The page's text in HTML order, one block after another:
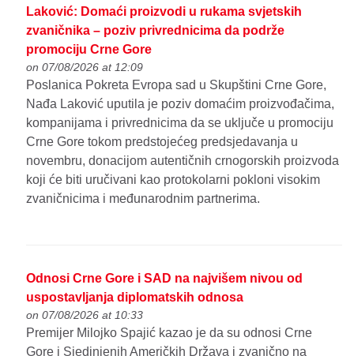
Laković: Domaći proizvodi u rukama svjetskih
zvaničnika – poziv privrednicima da podrže
promociju Crne Gore
on 07/08/2026 at 12:09
Poslanica Pokreta Evropa sad u Skupštini Crne Gore,
Nađa Laković uputila je poziv domaćim proizvođačima,
kompanijama i privrednicima da se uključe u promociju
Crne Gore tokom predstojećeg predsjedavanja u
novembru, donacijom autentičnih crnogorskih proizvoda
koji će biti uručivani kao protokolarni pokloni visokim
zvaničnicima i međunarodnim partnerima.
Odnosi Crne Gore i SAD na najvišem nivou od
uspostavljanja diplomatskih odnosa
on 07/08/2026 at 10:33
Premijer Milojko Spajić kazao je da su odnosi Crne
Gore i Sjedinjenih Američkih Država i zvanično na